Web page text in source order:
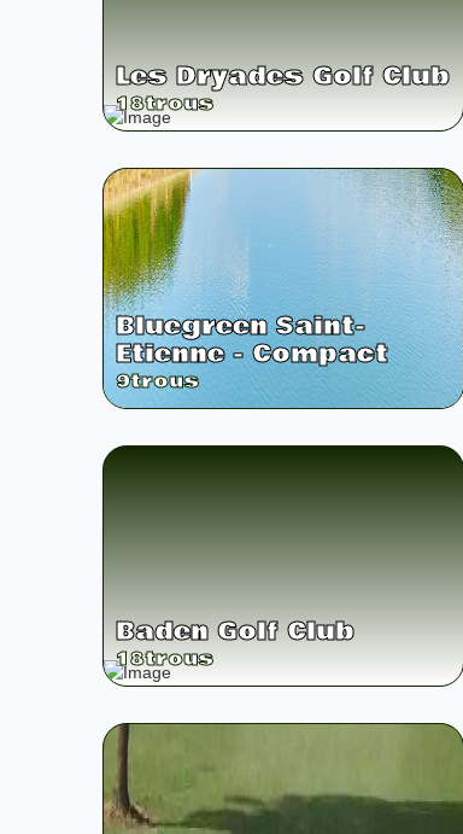
Les Dryades Golf Club
18trous
Bluegreen Saint-
Etienne - Compact
9trous
Baden Golf Club
18trous